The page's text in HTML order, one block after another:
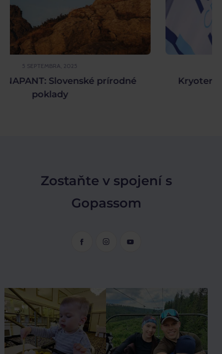
Kryoterapia: Vyskúšali sme si extrémny
chlad na vlastnej koži
Zostaňte v spojení s
Gopassom